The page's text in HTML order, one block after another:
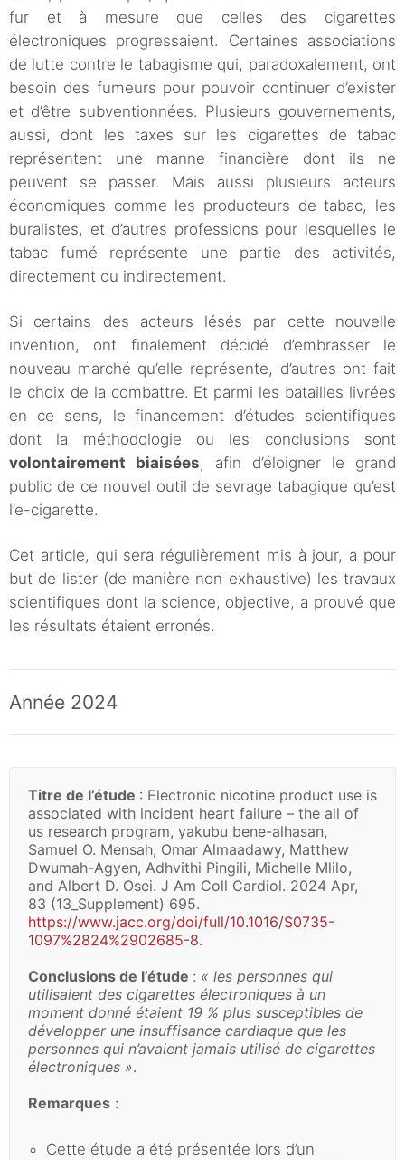
fur et à mesure que celles des cigarettes
électroniques progressaient. Certaines associations
de lutte contre le tabagisme qui, paradoxalement, ont
besoin des fumeurs pour pouvoir continuer d’exister
et d’être subventionnées. Plusieurs gouvernements,
aussi, dont les taxes sur les cigarettes de tabac
représentent une manne financière dont ils ne
peuvent se passer. Mais aussi plusieurs acteurs
économiques comme les producteurs de tabac, les
buralistes, et d’autres professions pour lesquelles le
tabac fumé représente une partie des activités,
directement ou indirectement.
Si certains des acteurs lésés par cette nouvelle
invention, ont finalement décidé d’embrasser le
nouveau marché qu’elle représente, d’autres ont fait
le choix de la combattre. Et parmi les batailles livrées
en ce sens, le financement d’études scientifiques
dont la méthodologie ou les conclusions sont
volontairement biaisées, afin d’éloigner le grand
public de ce nouvel outil de sevrage tabagique qu’est
l’e-cigarette.
Cet article, qui sera régulièrement mis à jour, a pour
but de lister (de manière non exhaustive) les travaux
scientifiques dont la science, objective, a prouvé que
les résultats étaient erronés.
Année 2024
Titre de l’étude : Electronic nicotine product use is
associated with incident heart failure – the all of
us research program, yakubu bene-alhasan,
Samuel O. Mensah, Omar Almaadawy, Matthew
Dwumah-Agyen, Adhvithi Pingili, Michelle Mlilo,
and Albert D. Osei. J Am Coll Cardiol. 2024 Apr,
83 (13_Supplement) 695.
https://www.jacc.org/doi/full/10.1016/S0735-
1097%2824%2902685-8.
Conclusions de l’étude : « les personnes qui
utilisaient des cigarettes électroniques à un
moment donné étaient 19 % plus susceptibles de
développer une insuffisance cardiaque que les
personnes qui n’avaient jamais utilisé de cigarettes
électroniques ».
Remarques :
Cette étude a été présentée lors d’un